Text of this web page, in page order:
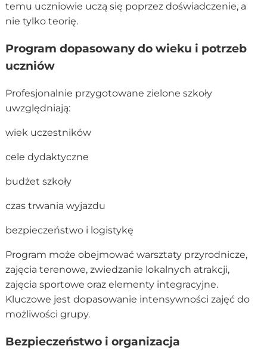
temu uczniowie uczą się poprzez doświadczenie, a
nie tylko teorię.
Program dopasowany do wieku i potrzeb
uczniów
Profesjonalnie przygotowane zielone szkoły
uwzględniają:
wiek uczestników
cele dydaktyczne
budżet szkoły
czas trwania wyjazdu
bezpieczeństwo i logistykę
Program może obejmować warsztaty przyrodnicze,
zajęcia terenowe, zwiedzanie lokalnych atrakcji,
zajęcia sportowe oraz elementy integracyjne.
Kluczowe jest dopasowanie intensywności zajęć do
możliwości grupy.
Bezpieczeństwo i organizacja